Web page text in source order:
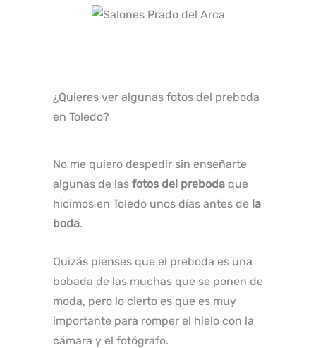
¿Quieres ver algunas fotos del preboda
en Toledo?
No me quiero despedir sin enseñarte
algunas de las fotos del preboda que
hicimos en Toledo unos días antes de la
boda.
Quizás pienses que el preboda es una
bobada de las muchas que se ponen de
moda, pero lo cierto es que es muy
importante para romper el hielo con la
cámara y el fotógrafo.